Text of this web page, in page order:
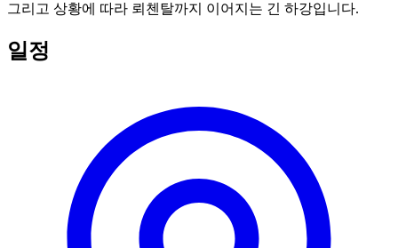
그리고 상황에 따라 뢰첸탈까지 이어지는 긴 하강입니다.
일정